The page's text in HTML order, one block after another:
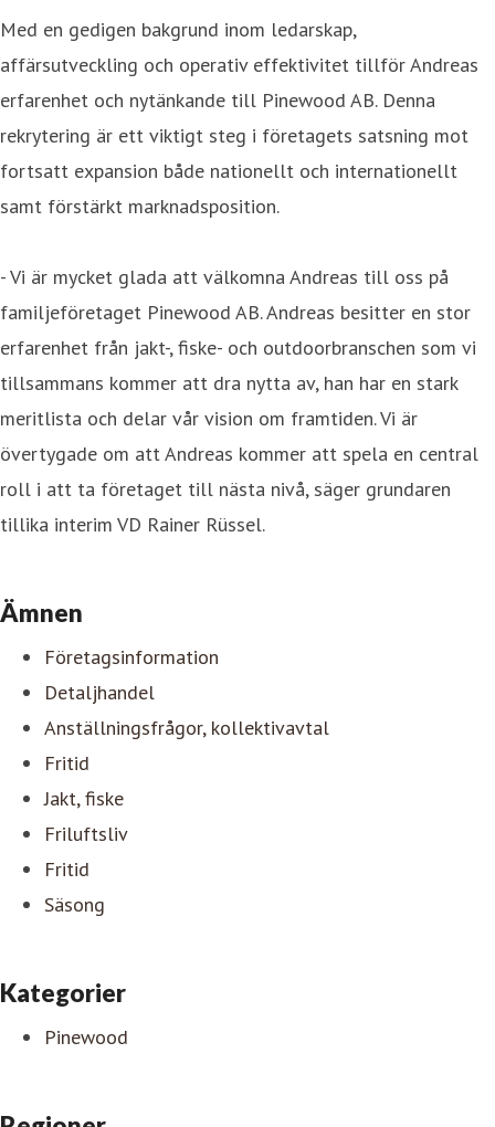
Med en gedigen bakgrund inom ledarskap,
affärsutveckling och operativ effektivitet tillför Andreas
erfarenhet och nytänkande till Pinewood AB. Denna
rekrytering är ett viktigt steg i företagets satsning mot
fortsatt expansion både nationellt och internationellt
samt förstärkt marknadsposition.
- Vi är mycket glada att välkomna Andreas till oss på
familjeföretaget Pinewood AB. Andreas besitter en stor
erfarenhet från jakt-, fiske- och outdoorbranschen som vi
tillsammans kommer att dra nytta av, han har en stark
meritlista och delar vår vision om framtiden. Vi är
övertygade om att Andreas kommer att spela en central
roll i att ta företaget till nästa nivå, säger grundaren
tillika interim VD Rainer Rüssel.
Ämnen
Företagsinformation
Detaljhandel
Anställningsfrågor, kollektivavtal
Fritid
Jakt, fiske
Friluftsliv
Fritid
Säsong
Kategorier
Pinewood